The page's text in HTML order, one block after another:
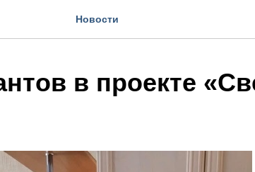
Новости
в проекте